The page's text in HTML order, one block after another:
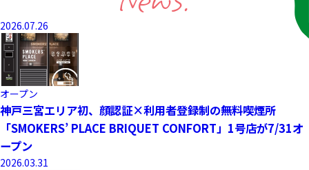
2026.07.26
オープン
神戸三宮エリア初、顔認証×利用者登録制の無料喫煙所
「SMOKERS’ PLACE BRIQUET CONFORT」1号店が7/31オ
ープン
2026.03.31